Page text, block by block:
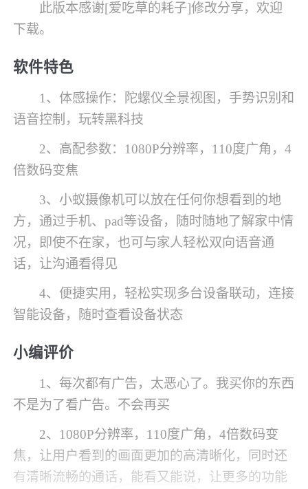
此版本感谢[爱吃草的耗子]修改分享，欢迎
下载。
软件特色
1、体感操作：陀螺仪全景视图，手势识别和
语音控制，玩转黑科技
2、高配参数：1080P分辨率，110度广角，4
倍数码变焦
3、小蚁摄像机可以放在任何你想看到的地
方，通过手机、pad等设备，随时随地了解家中情
况，即使不在家，也可与家人轻松双向语音通
话，让沟通看得见
4、便捷实用，轻松实现多台设备联动，连接
智能设备，随时查看设备状态
小编评价
1、每次都有广告，太恶心了。我买你的东西
不是为了看广告。不会再买
2、1080P分辨率，110度广角，4倍数码变
焦，让用户看到的画面更加的高清晰化，同时还
有清晰流畅的通话，能看又能说，让更多的功能